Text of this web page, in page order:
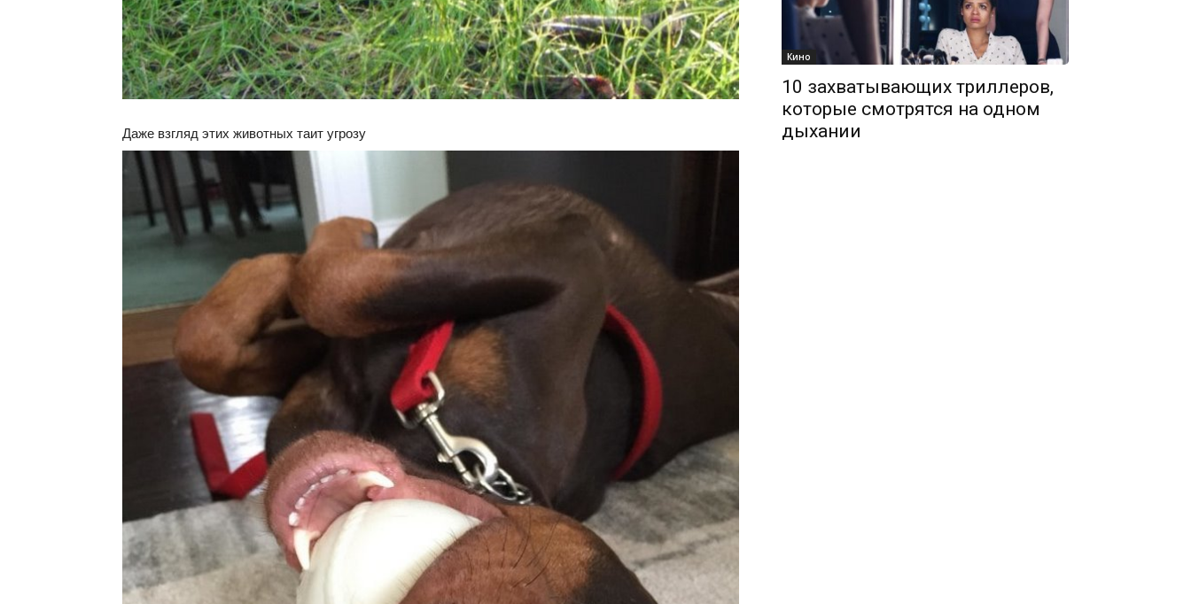
Даже взгляд этих животных таит угрозу
Кино
10 захватывающих триллеров,
которые смотрятся на одном
дыхании